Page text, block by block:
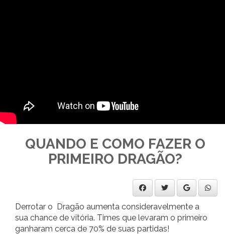
QUANDO E COMO FAZER O
PRIMEIRO DRAGÃO?
Derrotar o Dragão aumenta consideravelmente a
sua chance de vitória. Times que levaram o primeiro
ganharam cerca de 70% de suas partidas!